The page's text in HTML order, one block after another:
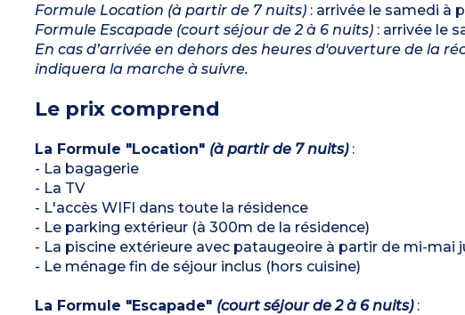
Formule Location (à partir de 7 nuits): arrivée le samedi à
Formule Escapade (court séjour de 2 à 6 nuits): arrivée le
En cas d’arrivée en dehors des heures d'ouverture de la
indiquera la marche à suivre.
Le prix comprend
La Formule "Location" (à partir de 7 nuits) :
- La bagagerie
- La TV
- L'accès WIFI dans toute la résidence
- Le parking extérieur (à 300m de la résidence)
- La piscine extérieure avec pataugeoire à partir de mi-
- Le ménage fin de séjour inclus (hors cuisine)
La Formule "Escapade" (court séjour de 2 à 6 nuits) :